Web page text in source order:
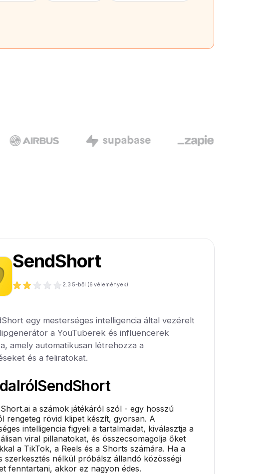
SendShort
2.3 5-ből (6 vélemények)
egy mesterséges intelligencia által vezérelt
a YouTuberek és influencerek
amely automatikusan létrehozza a
és a feliratokat.
SendShort
a számok játékáról szól - egy hosszú
rengeteg rövid klipet készít, gyorsan. A
intelligencia figyeli a tartalmaidat, kiválasztja a
viral pillanatokat, és összecsomagolja őket
a TikTok, a Reels és a Shorts számára. Ha a
szerkesztés nélkül próbálsz állandó közösségi
fenntartani, akkor ez nagyon édes.